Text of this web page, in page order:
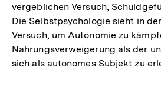
vergeblichen Versuch,
Die Selbstpsychologie sieht in
Versuch, um Autonomie zu
Nahrungsverweigerung als der
sich als autonomes Subjekt zu